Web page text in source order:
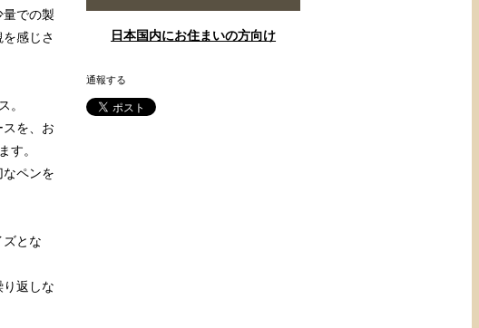
での製
感じさ
。
を、お
す。
ペンを
とな
返しな
日本国内にお住まいの方向け
通報する